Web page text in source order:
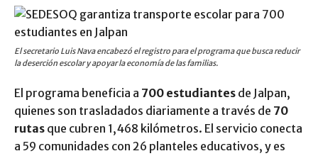
El secretario Luis Nava encabezó el registro para el programa que busca reducir
la deserción escolar y apoyar la economía de las familias.
El programa beneficia a 700 estudiantes de Jalpan,
quienes son trasladados diariamente a través de 70
rutas que cubren 1,468 kilómetros. El servicio conecta
a 59 comunidades con 26 planteles educativos, y es